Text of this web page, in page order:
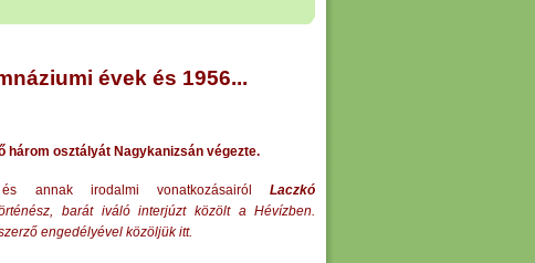
évek és 1956...
három osztályát Nagykanizsán végezte.
annak irodalmi vonatkozásairólLaczkó
barát iváló interjúzt közölt a Hévízben.
engedélyével közöljük itt.